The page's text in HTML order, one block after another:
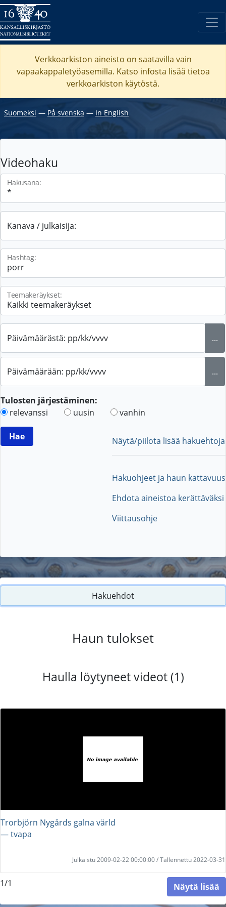
Verkkoarkiston aineisto on saatavilla vain
vapaakappaletyöasemilla. Katso infosta lisää tietoa
verkkoarkiston käytöstä.
Suomeksi ― På svenska ― In English
Videohaku
Hakusana:
Kanava / julkaisija:
Hashtag:
Teemakeräykset:
Päivämäärästä: pp/kk/vvvv ...
Päivämäärään: pp/kk/vvvv ...
Tulosten järjestäminen:
relevanssi
uusin vanhin
Näytä/piilota lisää hakuehtoja
Hakuohjeet ja haun kattavuus
Ehdota aineistoa kerättäväksi
Viittausohje
Hakuehdot
Haun tulokset
Haulla löytyneet videot (1)
Trorbjörn Nygårds galna värld
― tvapa
Julkaistu 2009-02-22 00:00:00 / Tallennettu 2022-03-31
1/1 Näytä lisää